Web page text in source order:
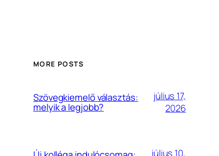
MORE POSTS
Szövegkiemelő választás:
melyik a legjobb?
július 17,
2026
július 10,